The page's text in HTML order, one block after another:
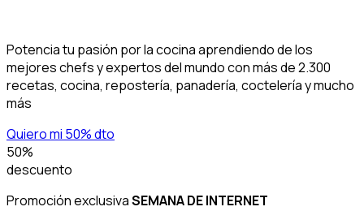
Potencia tu pasión por la cocina aprendiendo de los
mejores chefs y expertos del mundo con más de 2.300
recetas, cocina, repostería, panadería, coctelería y mucho
más
Quiero mi 50% dto
50%
descuento
Promoción exclusivaSEMANA DE INTERNET